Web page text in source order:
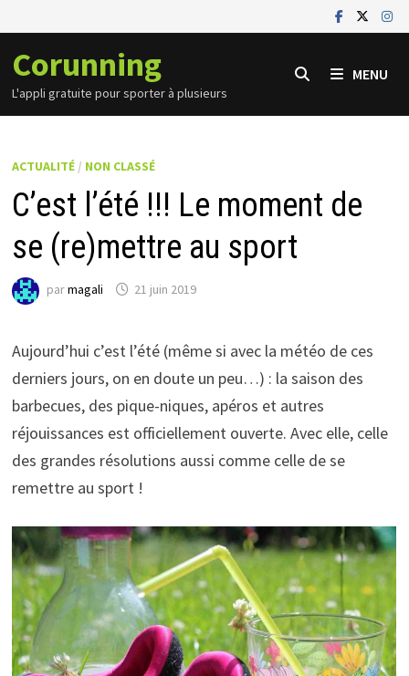
au
contenu
Corunning
L'appli gratuite pour sporter à plusieurs
MENU
ACTUALITÉ / NON CLASSÉ
C’est l’été !!! Le moment de
se (re)mettre au sport
parmagali 21 juin 2019
Aujourd’hui c’est l’été (même si avec la météo de ces
derniers jours, on en doute un peu…) : la saison des
barbecues, des pique-niques, apéros et autres
réjouissances est officiellement ouverte. Avec elle, celle
des grandes résolutions aussi comme celle de se
remettre au sport !